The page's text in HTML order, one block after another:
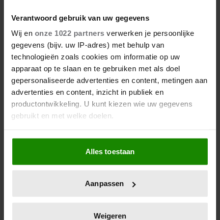
Verantwoord gebruik van uw gegevens
Wij en onze 1022 partners verwerken je persoonlijke
gegevens (bijv. uw IP-adres) met behulp van
technologieën zoals cookies om informatie op uw
apparaat op te slaan en te gebruiken met als doel
gepersonaliseerde advertenties en content, metingen aan
advertenties en content, inzicht in publiek en
productontwikkeling. U kunt kiezen wie uw gegevens
gebruikt en met welke doelen.
Als u het toestaat, willen we ook graag:
Informatie verzamelen over uw geografische
locatie, die tot een paar meter nauwkeurig kan zijn
scannen op specifieke eigenschappen (fingerprinting)
verwerkt en stel uw voorkeuren in het
Alles toestaan
Aanpassen
Weigeren
‘DE TOPPERS’: JEROEN VAN
DER BOOM ZET UITSPRAKEN
RECHT
LIEFDE’-AVONTUUR VAN